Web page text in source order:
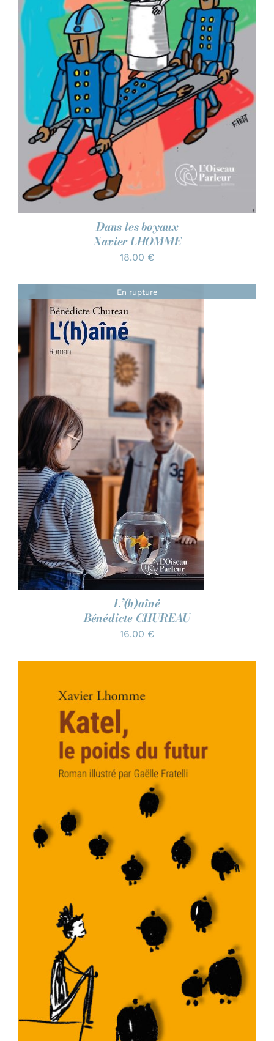
AJOUTER AU PANIER
/
DÉTAILS
Dans les boyaux
Xavier LHOMME
18.00 €
En rupture
4.86sur
DÉTAILS
L’(h)aîné
Bénédicte CHUREAU
16.00 €
AJOUTER AU PANIER